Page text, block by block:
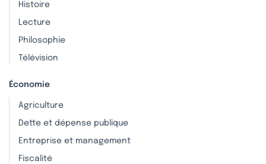
Histoire
Lecture
Philosophie
Télévision
Économie
Agriculture
Dette et dépense publique
Entreprise et management
Fiscalité